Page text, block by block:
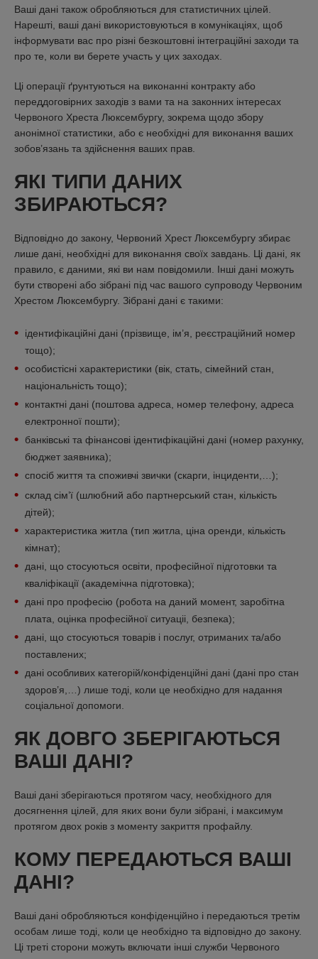
Ваші дані також обробляються для статистичних цілей.
Нарешті, ваші дані використовуються в комунікаціях, щоб
інформувати вас про різні безкоштовні інтеграційні заходи та
про те, коли ви берете участь у цих заходах.
Ці операції ґрунтуються на виконанні контракту або
переддоговірних заходів з вами та на законних інтересах
Червоного Хреста Люксембургу, зокрема щодо збору
анонімної статистики, або є необхідні для виконання ваших
зобов’язань та здійснення ваших прав.
ЯКІ ТИПИ ДАНИХ
ЗБИРАЮТЬСЯ?
Відповідно до закону, Червоний Хрест Люксембургу збирає
лише дані, необхідні для виконання своїх завдань. Ці дані, як
правило, є даними, які ви нам повідомили. Інші дані можуть
бути створені або зібрані під час вашого супроводу Червоним
Хрестом Люксембургу. Зібрані дані є такими:
ідентифікаційні дані (прізвище, ім’я, реєстраційний номер
тощо);
особистісні характеристики (вік, стать, сімейний стан,
національність тощо);
контактні дані (поштова адреса, номер телефону, адреса
електронної пошти);
банківські та фінансові ідентифікаційні дані (номер рахунку,
бюджет заявника);
спосіб життя та споживчі звички (скарги, інциденти,…);
склад сім’ї (шлюбний або партнерський стан, кількість
дітей);
характеристика житла (тип житла, ціна оренди, кількість
кімнат);
дані, що стосуються освіти, професійної підготовки та
кваліфікації (академічна підготовка);
дані про професію (робота на даний момент, заробітна
плата, оцінка професійної ситуаціі, безпека);
дані, що стосуються товарів і послуг, отриманих та/або
поставлених;
дані особливих категорій/конфіденційні дані (дані про стан
здоров’я,…) лише тоді, коли це необхідно для надання
соціальної допомоги.
ЯК ДОВГО ЗБЕРІГАЮТЬСЯ
ВАШІ ДАНІ?
Ваші дані зберігаються протягом часу, необхідного для
досягнення цілей, для яких вони були зібрані, і максимум
протягом двох років з моменту закриття профайлу.
КОМУ ПЕРЕДАЮТЬСЯ ВАШІ
ДАНІ?
Ваші дані обробляються конфіденційно і передаються третім
особам лише тоді, коли це необхідно та відповідно до закону.
Ці треті сторони можуть включати інші служби Червоного